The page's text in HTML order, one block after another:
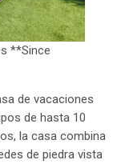
**Since
de vacaciones
de hasta 10
la casa combina
de piedra vista